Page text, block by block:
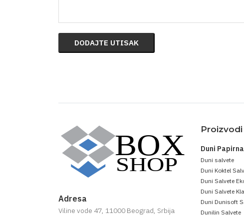
DODAJTE UTISAK
Adresa
Viline vode 47, 11000 Beograd, Srbija
Proizvodi
Duni
Duni salvete
Duni Koktel
Duni Salvete
Duni Salvete
Duni Dunisoft
Dunilin Salvete